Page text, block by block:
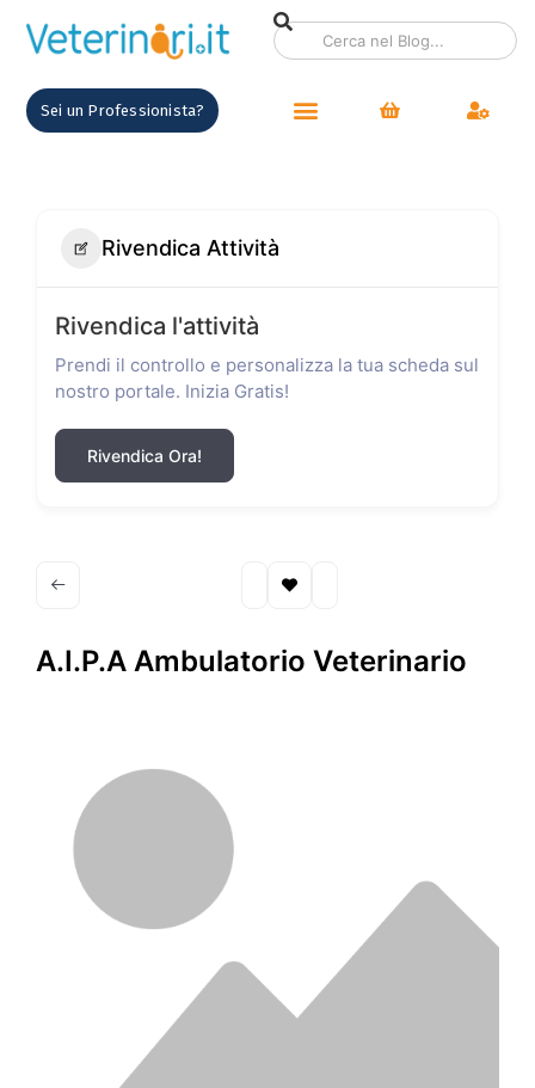
Sei un Professionista?
Rivendica Attività
Rivendica l'attività
Prendi il controllo e personalizza la tua scheda sul
nostro portale. Inizia Gratis!
Rivendica Ora!
A.I.P.A Ambulatorio Veterinario